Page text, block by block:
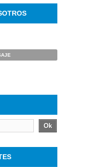
Ok